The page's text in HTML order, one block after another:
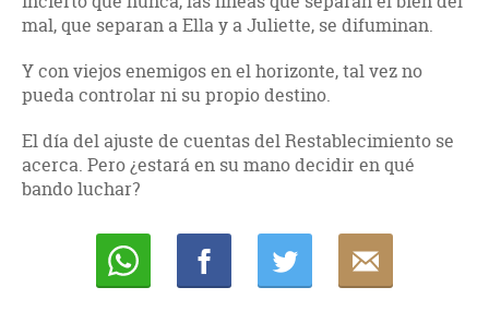
mal, que separan a Ella y a Juliette, se difuminan.
Y con viejos enemigos en el horizonte, tal vez no
pueda controlar ni su propio destino.
El día del ajuste de cuentas del Restablecimiento se
acerca. Pero ¿estará en su mano decidir en qué
bando luchar?